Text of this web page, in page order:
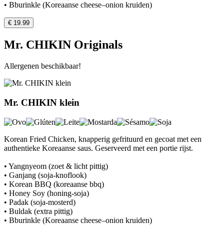
• Bburinkle (Koreaanse cheese–onion kruiden)
€ 19.99
Mr. CHIKIN Originals
Allergenen beschikbaar!
Mr. CHIKIN klein
Korean Fried Chicken, knapperig gefrituurd en gecoat met een
authentieke Koreaanse saus. Geserveerd met een portie rijst.
• Yangnyeom (zoet & licht pittig)
• Ganjang (soja-knoflook)
• Korean BBQ (koreaanse bbq)
• Honey Soy (honing-soja)
• Padak (soja-mosterd)
• Buldak (extra pittig)
• Bburinkle (Koreaanse cheese–onion kruiden)